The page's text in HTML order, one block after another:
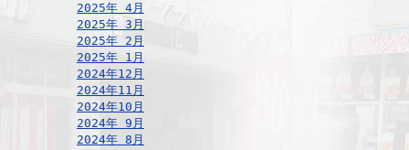
2025年 4月
2025年 3月
2025年 2月
2025年 1月
2024年12月
2024年11月
2024年10月
2024年 9月
2024年 8月